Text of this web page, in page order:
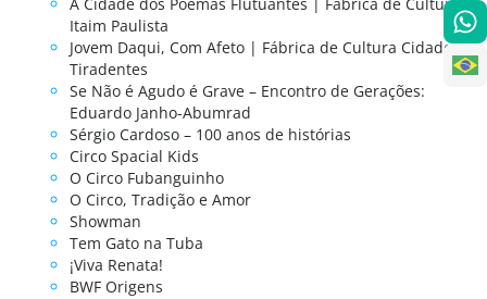
Itaim Paulista
Jovem Daqui, Com Afeto | Fábrica de Cultura Cidade
Tiradentes
Se Não é Agudo é Grave – Encontro de Gerações:
Eduardo Janho-Abumrad
Sérgio Cardoso – 100 anos de histórias
Circo Spacial Kids
O Circo Fubanguinho
O Circo, Tradição e Amor
Showman
Tem Gato na Tuba
¡Viva Renata!
BWF Origens